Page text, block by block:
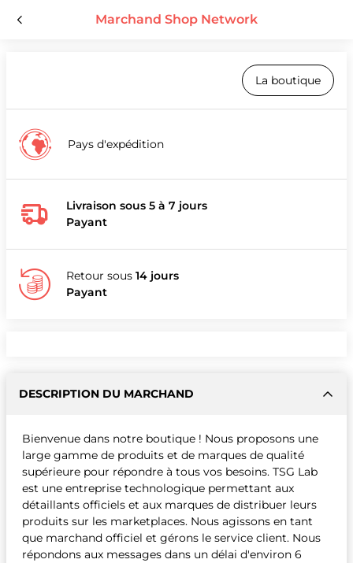
Marchand Shop Network
La boutique
Pays d'expédition
Livraison sous 5 à 7 jours
Payant
Retour sous 14 jours
Payant
DESCRIPTION DU MARCHAND
Bienvenue dans notre boutique ! Nous proposons une
large gamme de produits et de marques de qualité
supérieure pour répondre à tous vos besoins. TSG Lab
est une entreprise technologique permettant aux
détaillants officiels et aux marques de distribuer leurs
produits sur les marketplaces. Nous agissons en tant
que marchand officiel et gérons le service client. Nous
répondons aux messages dans un délai d'environ 6